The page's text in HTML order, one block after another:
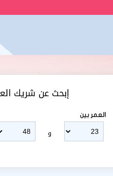
إبحث عن شريك
العمر بين
و